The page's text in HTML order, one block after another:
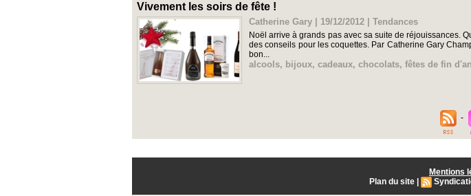
Vivement les soirs de fête !
Catherine Gary | 19/12/2012 Tendances
Noël arrive à grands pas avec sa suite de réjouissances.
des conseils pour les coquettes. Par Catherine Gary
bon...
alcools, bijoux, cadeaux, chocolats, fêtes de fin
Mentions
Plan du site